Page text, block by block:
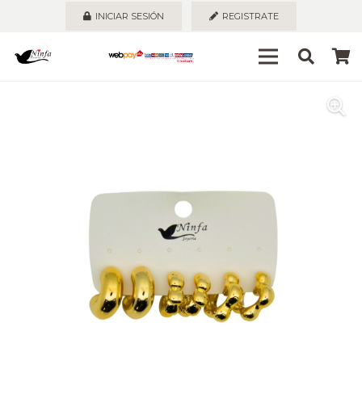
INICIAR SESIÓN REGISTRATE